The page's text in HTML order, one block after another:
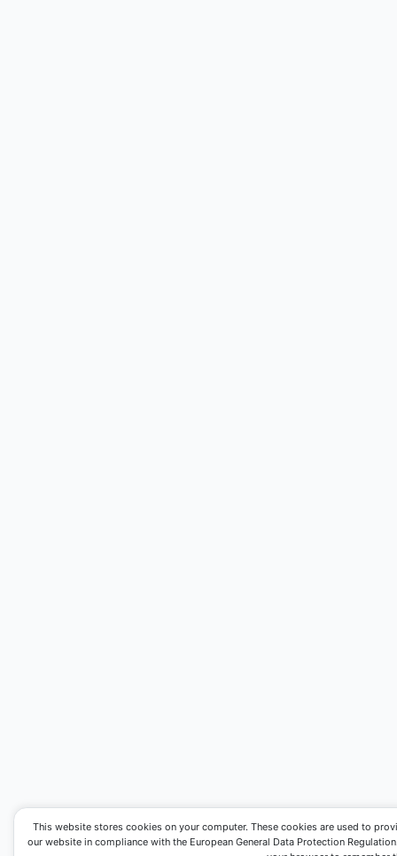
This website stores cookies on your computer. These cookies are used to
our website in compliance with the European General Data Protection